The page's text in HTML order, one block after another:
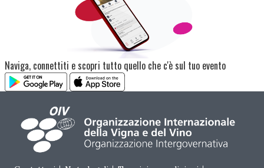
Naviga, connettiti e scopri tutto quello che c'è sul tuo evento